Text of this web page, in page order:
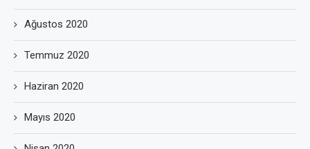
Ağustos 2020
Temmuz 2020
Haziran 2020
Mayıs 2020